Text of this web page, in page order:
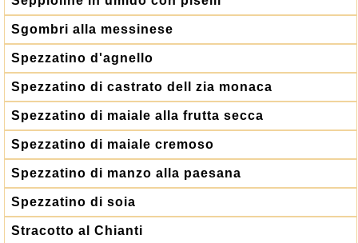
Sgombri alla messinese
Spezzatino d'agnello
Spezzatino di castrato dell zia monaca
Spezzatino di maiale alla frutta secca
Spezzatino di maiale cremoso
Spezzatino di manzo alla paesana
Spezzatino di soia
Stracotto al Chianti